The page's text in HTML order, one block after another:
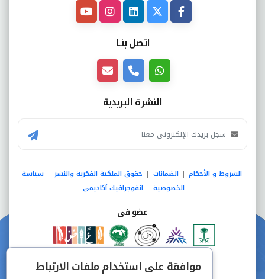
اتصل بنــا
النشرة البريدية
الشروط و الأحكام | الضمانات | حقوق الملكية الفكرية والنشر | سياسة
الخصوصية | انفوجرافيك أكاديمي
عضو فى
دفع آمن من خلال
موافقة على استخدام ملفات الارتباط